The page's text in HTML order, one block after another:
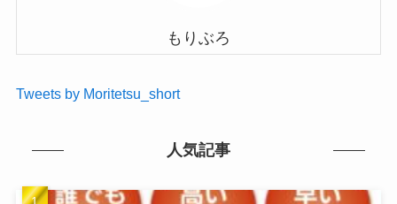
もりぶろ
Tweets by Moritetsu_short
人気記事